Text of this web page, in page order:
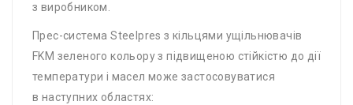
з виробником.
Прес-система Steelpres з кільцями ущільнювачів
FKM зеленого кольору з підвищеною стійкістю до дії
температури і масел може застосовуватися
в наступних областях: